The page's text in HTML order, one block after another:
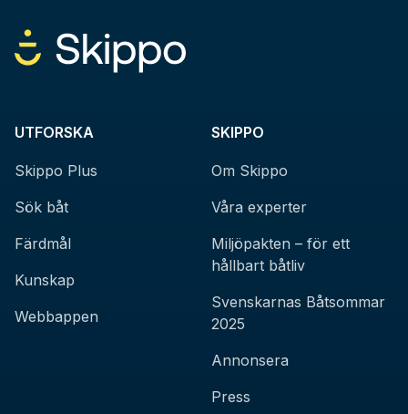
UTFORSKA
Skippo Plus
Sök båt
Färdmål
Kunskap
Webbappen
SKIPPO
Om Skippo
Våra experter
Miljöpakten – för ett
hållbart båtliv
Svenskarnas Båtsommar
2025
Annonsera
Press